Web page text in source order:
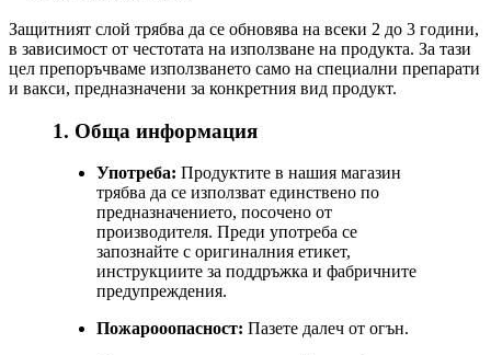
Защитният слой трябва да се обновява на всеки 2 до 3 години,
в зависимост от честотата на използване на продукта. За тази
цел препоръчваме използването само на специални препарати
и вакси, предназначени за конкретния вид продукт.
1. Обща информация
Употреба: Продуктите в нашия магазин
трябва да се използват единствено по
предназначението, посочено от
производителя. Преди употреба се
запознайте с оригиналния етикет,
инструкциите за поддръжка и фабричните
предупреждения.
Пожарооопасност: Пазете далеч от огън.